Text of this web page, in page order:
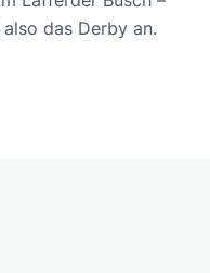
das Derby an.